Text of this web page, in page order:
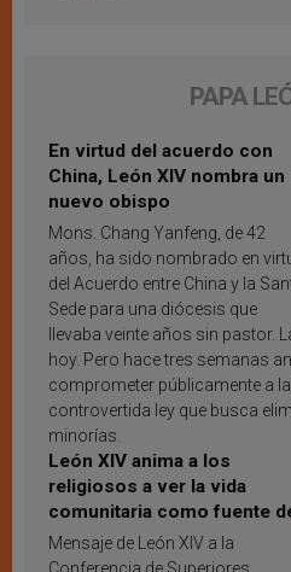
PAPA
En virtud del acuerdo con
China, León XIV nombra un
nuevo obispo
Mons. Chang Yanfeng, de 42
años, ha sido nombrado en
del Acuerdo entre China y la
Sede para una diócesis que
llevaba veinte años sin pastor.
hoy. Pero hace tres semanas
comprometer públicamente a
controvertida ley que busca
minorías.
León XIV anima a los
religiosos a ver la vida
comunitaria como fuente
inspiración y santificación
Mensaje de León XIV a la